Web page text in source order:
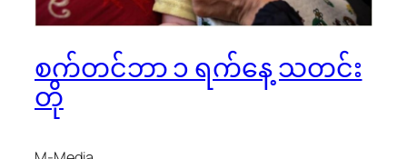
စက်တင်ဘာ ၁ ရက်နေ့ သတင်း
တို